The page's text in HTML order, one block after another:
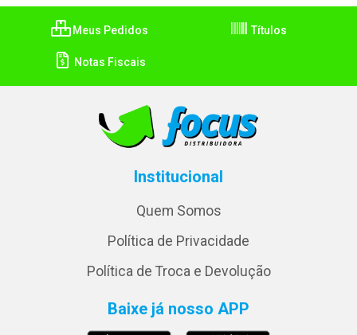
Meus Pedidos Títulos
Notas Fiscais
Institucional
Quem Somos
Política de Privacidade
Política de Troca e Devolução
Baixe já nosso APP